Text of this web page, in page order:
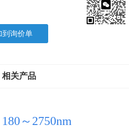
到询价单
相关产品
～2750nm